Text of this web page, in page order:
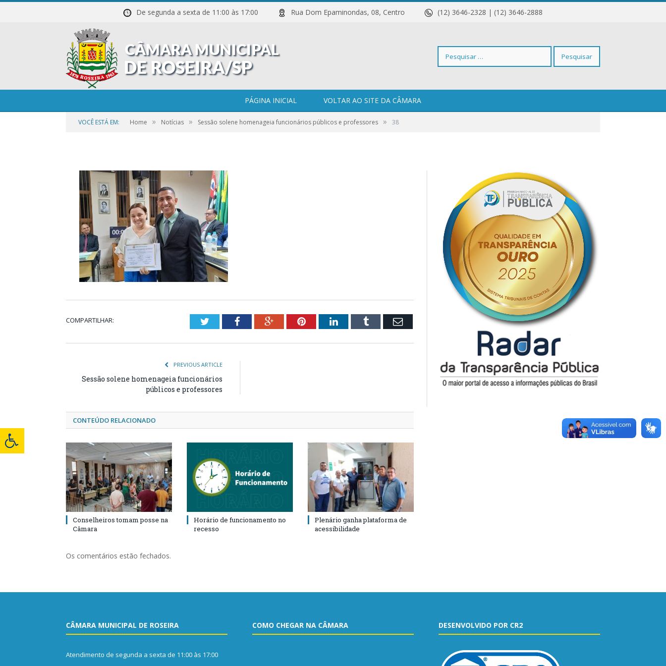
De segunda a sexta de 11:00 às 17:00 Rua Dom Epaminondas, 08, Centro (12) 3646-2328 | (12) 3646-2888
Pesquisar
PÁGINA INICIAL VOLTAR AO SITE DA CÂMARA
VOCÊ ESTÁ EM: Home » Notícias » Sessão solene homenageia funcionários públicos e professores » 38
COMPARTILHAR: TwitterFacebookGoogle+PinterestLinkedInTumblr Email
PREVIOUS ARTICLE
Sessão solene homenageia funcionários
públicos e professores
CONTEÚDO RELACIONADO
Conselheiros tomam posse na
Câmara
Horário de funcionamento no
recesso
Plenário ganha plataforma de
acessibilidade
Os comentários estão fechados.
CÂMARA MUNICIPAL DE ROSEIRA
Atendimento de segunda a sexta de 11:00 às 17:00
COMO CHEGAR NA CÂMARA DESENVOLVIDO POR CR2